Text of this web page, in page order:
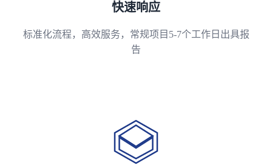
快速响应
标准化流程，高效服务，常规项目5-7个工作日出具报
告